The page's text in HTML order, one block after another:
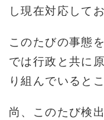
し現在対応して
このたびの事態
では行政と共に
り組んでいると
尚、このたび検